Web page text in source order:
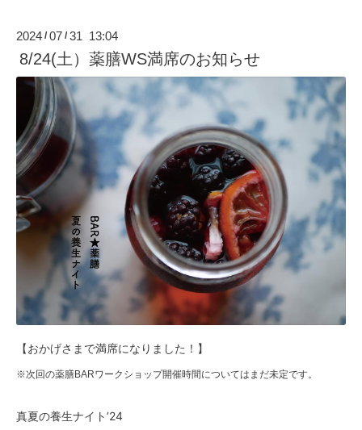
2024 /07 /31 13:04
8/24(土）薬膳WS満席のお知らせ
【おかげさまで満席になりました！】
※次回の薬膳BARワークショップ開催時間についてはまだ未定です。
真夏の養生ナイト’24